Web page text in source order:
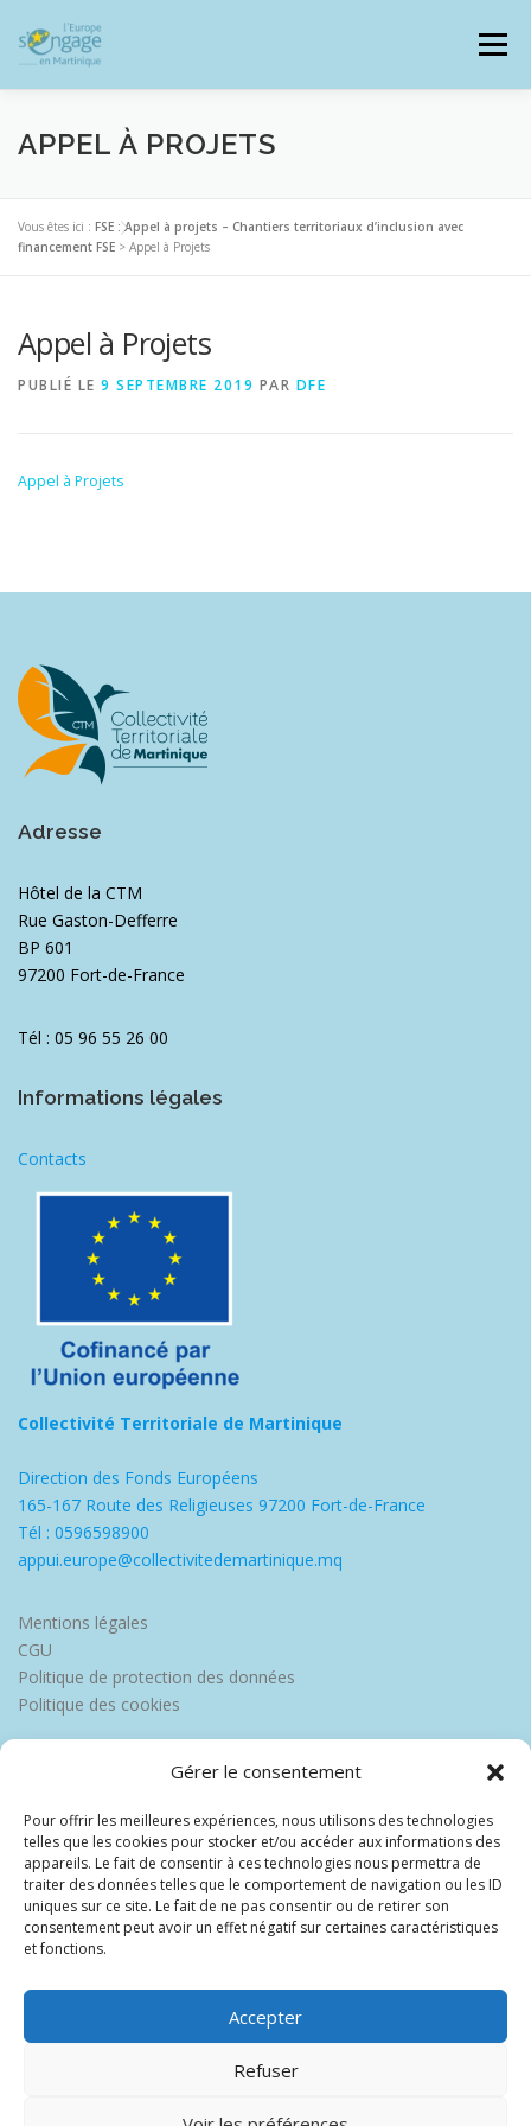
Gérer le consentement
Pour offrir les meilleures expériences, nous utilisons des technologies
telles que les cookies pour stocker et/ou accéder aux informations des
appareils. Le fait de consentir à ces technologies nous permettra de
traiter des données telles que le comportement de navigation ou les ID
uniques sur ce site. Le fait de ne pas consentir ou de retirer son
consentement peut avoir un effet négatif sur certaines caractéristiques
et fonctions.
Accepter
Refuser
contenu
Menu
PROGRAMMES J’AI UN PROJET
SIGNALER UNE FRAUDE
APPEL À PROJETS
Vous êtes ici : FSE : Appel à projets – Chantiers territoriaux d’inclusion avec
financement FSE > Appel à Projets
Appel à Projets
PUBLIÉ LE 9 SEPTEMBRE 2019 PAR DFE
Appel à Projets
Adresse
Hôtel de la CTM
Rue Gaston-Defferre
BP 601
97200 Fort-de-France
Tél : 05 96 55 26 00
Informations légales
Contacts
Collectivité Territoriale de Martinique
Direction des Fonds Européens
165-167 Route des Religieuses 97200 Fort-de-France
Tél : 0596598900
appui.europe@collectivitedemartinique.mq
Mentions légales
CGU
Politique de protection des données
Politique des cookies